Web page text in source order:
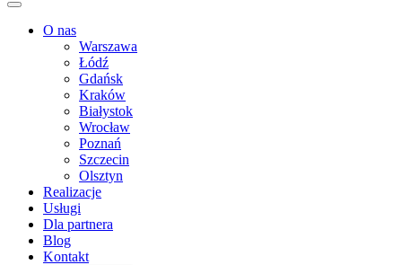
O nas
Warszawa
Łódź
Gdańsk
Kraków
Białystok
Wrocław
Poznań
Szczecin
Olsztyn
Realizacje
Usługi
Dla partnera
Blog
Kontakt